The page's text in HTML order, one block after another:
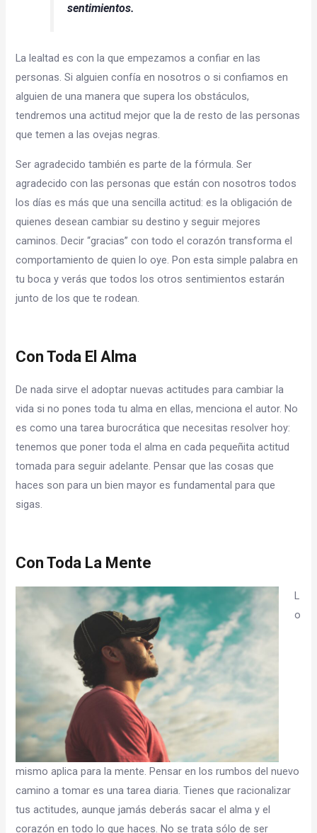
sentimientos.
La lealtad es con la que empezamos a confiar en las
personas. Si alguien confía en nosotros o si confiamos en
alguien de una manera que supera los obstáculos,
tendremos una actitud mejor que la de resto de las personas
que temen a las ovejas negras.
Ser agradecido también es parte de la fórmula. Ser
agradecido con las personas que están con nosotros todos
los días es más que una sencilla actitud: es la obligación de
quienes desean cambiar su destino y seguir mejores
caminos. Decir “gracias” con todo el corazón transforma el
comportamiento de quien lo oye. Pon esta simple palabra en
tu boca y verás que todos los otros sentimientos estarán
junto de los que te rodean.
Con Toda El Alma
De nada sirve el adoptar nuevas actitudes para cambiar la
vida si no pones toda tu alma en ellas, menciona el autor. No
es como una tarea burocrática que necesitas resolver hoy:
tenemos que poner toda el alma en cada pequeñita actitud
tomada para seguir adelante. Pensar que las cosas que
haces son para un bien mayor es fundamental para que
sigas.
Con Toda La Mente
L
o
mismo aplica para la mente. Pensar en los rumbos del nuevo
camino a tomar es una tarea diaria. Tienes que racionalizar
tus actitudes, aunque jamás deberás sacar el alma y el
corazón en todo lo que haces. No se trata sólo de ser